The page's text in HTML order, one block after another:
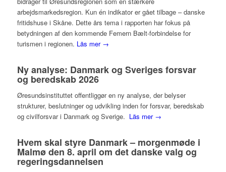
arbejdsmarkedsregion. Kun én indikator er gået tilbage – danske
fritidshuse i Skåne. Dette års tema i rapporten har fokus på
betydningen af den kommende Femern Bælt-forbindelse for
turismen i regionen. Läs mer →
Ny analyse: Danmark og Sveriges forsvar
og beredskab 2026
Øresundsinstituttet offentliggør en ny analyse, der belyser
strukturer, beslutninger og udvikling inden for forsvar, beredskab
og civilforsvar i Danmark og Sverige. Läs mer →
Hvem skal styre Danmark – morgenmøde i
Malmø den 8. april om det danske valg og
regeringsdannelsen